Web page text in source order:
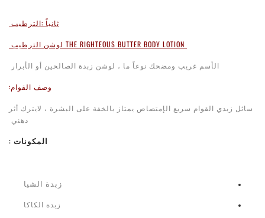
ثانياً :الترطيب
لوشن الترطيب
الأسم غريب ومضحك نوعاً ما ، لوشن زبدة الصالحين أو الأبرار
وصف القوام:
سائل زبدي القوام سريع الإمتصاص يمتاز بالخفة على البشرة ، لايترك أثر
دهني
المكونات :
زبدة الشيا
زبدة الكاكا